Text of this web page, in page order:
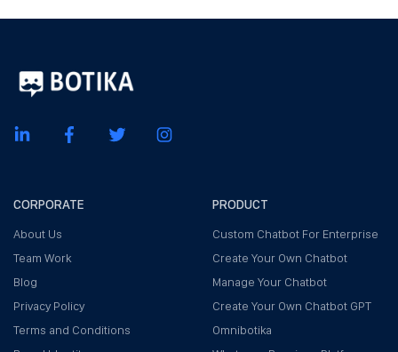
CORPORATE
About Us
Team Work
Blog
Privacy Policy
Terms and Conditions
PRODUCT
Custom Chatbot For Enterprise
Create Your Own Chatbot
Manage Your Chatbot
Create Your Own Chatbot GPT
Omnibotika